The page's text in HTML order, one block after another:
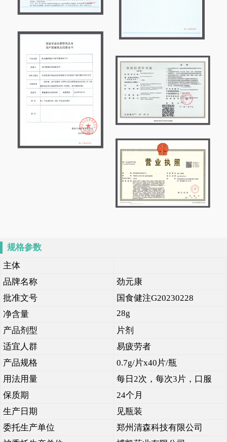
规格参数
主体
品牌名称
劲元康
批准文号
国食健注G20230228
净含量
28g
产品剂型
片剂
适宜人群
易疲劳者
产品规格
0.7g/片x40片/瓶
用法用量
每日2次，每次3片，口服
保质期
24个月
生产日期
见瓶装
委托生产单位
郑州清森科技有限公司